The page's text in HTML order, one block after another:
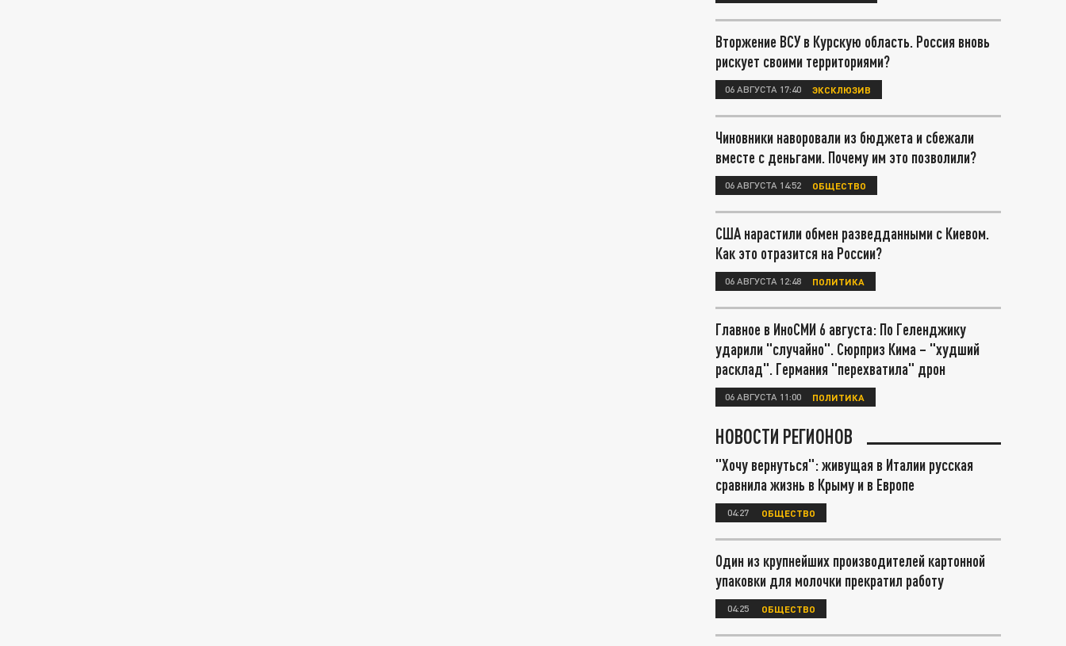
Вторжение ВСУ в Курскую область. Россия вновь
рискует своими территориями?
06 АВГУСТА 17:40 ЭКСКЛЮЗИВ
Чиновники наворовали из бюджета и сбежали
вместе с деньгами. Почему им это позволили?
06 АВГУСТА 14:52 ОБЩЕСТВО
США нарастили обмен разведданными с Киевом.
Как это отразится на России?
06 АВГУСТА 12:48 ПОЛИТИКА
Главное в ИноСМИ 6 августа: По Геленджику
ударили "случайно". Сюрприз Кима – "худший
расклад". Германия "перехватила" дрон
06 АВГУСТА 11:00 ПОЛИТИКА
НОВОСТИ РЕГИОНОВ
"Хочу вернуться": живущая в Италии русская
сравнила жизнь в Крыму и в Европе
04:27 ОБЩЕСТВО
Один из крупнейших производителей картонной
упаковки для молочки прекратил работу
04:25 ОБЩЕСТВО